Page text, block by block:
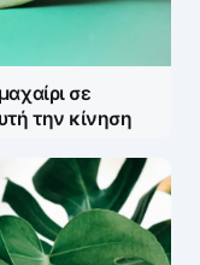
σε
την κίνηση